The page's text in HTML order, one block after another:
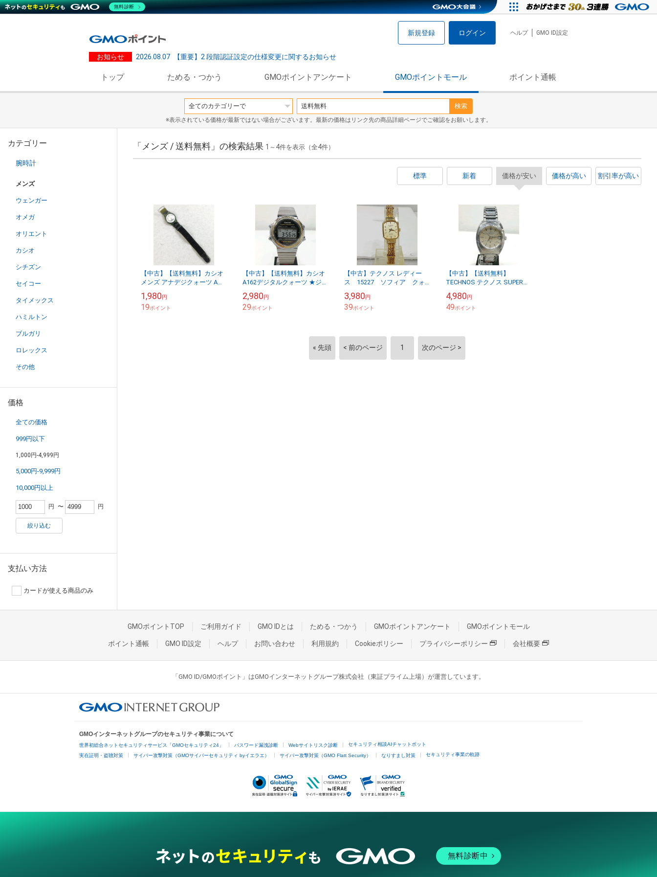
新規登録 ログイン ヘルプ GMO ID設定
お知らせ 2026.08.07 【重要】2 段階認証設定の仕様変更に関するお知らせ
トップ ためる・つかう GMOポイントアンケート GMOポイントモール ポイント通帳
検索
※表示されている価格が最新ではない場合がございます。最新の価格はリンク先の商品詳細ページでご確認をお願いします。
カテゴリー
腕時計
メンズ
ウェンガー
オメガ
オリエント
カシオ
シチズン
セイコー
タイメックス
ハミルトン
ブルガリ
ロレックス
その他
価格
全ての価格
999円以下
1,000円-4,999円
5,000円-9,999円
10,000円以上
円 〜 円
絞り込む
支払い方法
カードが使える商品のみ
「メンズ / 送料無料」の検索結果 1 ～ 4件を表示（全4件）
標準 新着 価格が安い 価格が高い 割引率が高い
【中古】【送料無料】カシオ
メンズ アナデジクォーツ AW-
お送りします【代引き不可】
1,980円
19ポイント
【中古】【送料無料】カシオ
A162デジタルクォーツ ★ジャ
す【代引き不可】
2,980円
29ポイント
【中古】テクノス レディー
ス 15227 ソフィア クォ
3,980円
39ポイント
【中古】【送料無料】
TECHNOS テクノス SUPER
※メール便でお送りします
【代引き不可】
4,980円
49ポイント
« 先頭 < 前のページ 1 次のページ >
GMOポイントTOP ご利用ガイド GMO IDとは ためる・つかう GMOポイントアンケート GMOポイントモール
ポイント通帳 GMO ID設定 ヘルプ お問い合わせ 利用規約 Cookieポリシー プライバシーポリシー 会社概要
「GMO ID/GMOポイント」はGMOインターネットグループ株式会社（東証プライム上場）が運営しています。
GMOインターネットグループのセキュリティ事業について
世界初総合ネットセキュリティサービス「GMOセキュリティ24」 パスワード漏洩診断 Webサイトリスク診断 セキュリティ相談AIチャットボット
実在証明・盗聴対策 サイバー攻撃対策（GMOサイバーセキュリティ byイエラエ） サイバー攻撃対策（GMO Flatt Security） なりすまし対策 セキュリティ事業の軌跡
無料診断中
無料診断